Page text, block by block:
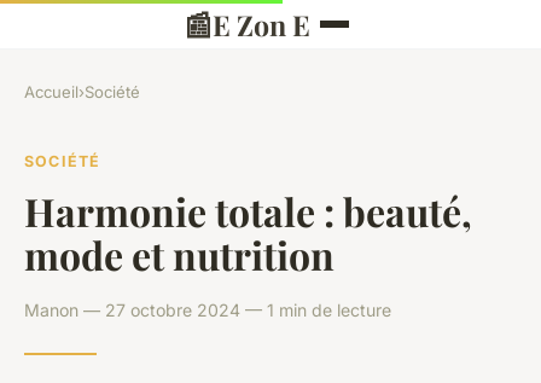
📰E Zon E
Accueil›Société
SOCIÉTÉ
Harmonie totale : beauté,
mode et nutrition
Manon — 27 octobre 2024 — 1 min de lecture